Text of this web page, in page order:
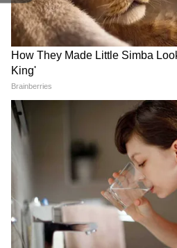
RECOMMENDED STORIES